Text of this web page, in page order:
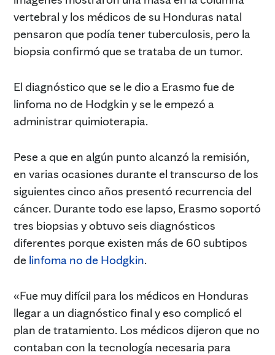
vertebral y los médicos de su Honduras natal
pensaron que podía tener tuberculosis, pero la
biopsia confirmó que se trataba de un tumor.
El diagnóstico que se le dio a Erasmo fue de
linfoma no de Hodgkin y se le empezó a
administrar quimioterapia.
Pese a que en algún punto alcanzó la remisión,
en varias ocasiones durante el transcurso de los
siguientes cinco años presentó recurrencia del
cáncer. Durante todo ese lapso, Erasmo soportó
tres biopsias y obtuvo seis diagnósticos
diferentes porque existen más de 60 subtipos
de linfoma no de Hodgkin.
«Fue muy difícil para los médicos en Honduras
llegar a un diagnóstico final y eso complicó el
plan de tratamiento. Los médicos dijeron que no
contaban con la tecnología necesaria para